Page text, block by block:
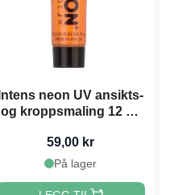
Intens neon UV ansikts-
og kroppsmaling 12 ml
59,00 kr
På lager